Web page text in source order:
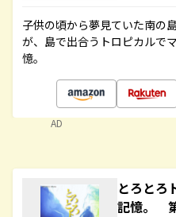
子供の頃から夢見ていた南の
が、島で出合うトロピカルで
憶。
AD
とろとろ
記憶。